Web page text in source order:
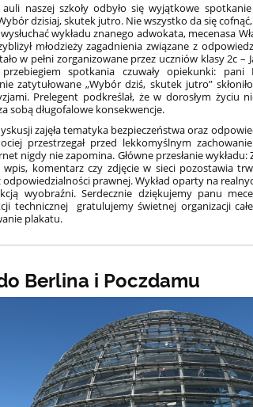
naszej szkoły odbyło się wyjątkowe
dzisiaj, skutek jutro. Nie wszystko da się
wykładu znanego adwokata, mecenasa
młodzieży zagadnienia związane z
w pełni zorganizowane przez uczniów klasy 2c –
spotkania czuwały opiekunki:
zatytułowane „Wybór dziś, skutek jutro”
Prelegent podkreślał, że w dorosłym życiu
sobą długofalowe konsekwencje.
zajęła tematyka bezpieczeństwa oraz
przestrzegał przed lekkomyślnym
nigdy nie zapomina. Główne przesłanie
komentarz czy zdjęcie w sieci pozostawia
prawnej. Wykład oparty na
wyobraźni. Serdecznie dziękujemy panu
technicznej gratulujemy świetnej organizacji
plakatu.
Berlina i Poczdamu